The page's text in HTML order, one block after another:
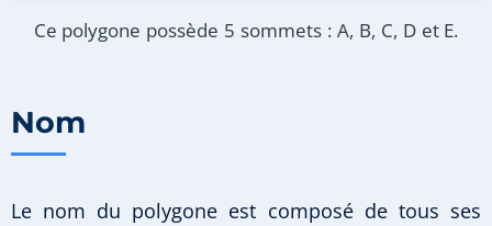
Ce polygone possède 5 sommets : A, B, C, D et E.
Nom
Le nom du polygone est composé de tous ses